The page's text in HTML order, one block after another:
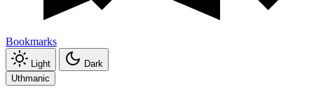
Bookmarks
Light
Dark
Uthmanic